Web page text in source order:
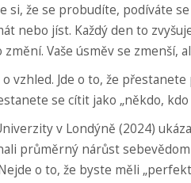
si, že se probudíte, podíváte
nebo jíst. Každý den to
změní. Vaše úsměv se zmenší,
vzhled. Jde o to, že
se cítit jako „někdo, kdo
v Londýně (2024)
průměrný nárůst
o to, že byste měli